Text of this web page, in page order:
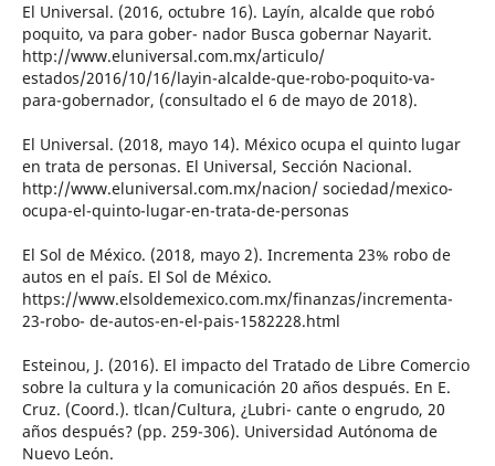
El Universal. (2016, octubre 16). Layín, alcalde que robó
poquito, va para gober- nador Busca gobernar Nayarit.
http://www.eluniversal.com.mx/articulo/
estados/2016/10/16/layin-alcalde-que-robo-poquito-va-
para-gobernador, (consultado el 6 de mayo de 2018).
El Universal. (2018, mayo 14). México ocupa el quinto lugar
en trata de personas. El Universal, Sección Nacional.
http://www.eluniversal.com.mx/nacion/ sociedad/mexico-
ocupa-el-quinto-lugar-en-trata-de-personas
El Sol de México. (2018, mayo 2). Incrementa 23% robo de
autos en el país. El Sol de México.
https://www.elsoldemexico.com.mx/finanzas/incrementa-
23-robo- de-autos-en-el-pais-1582228.html
Esteinou, J. (2016). El impacto del Tratado de Libre Comercio
sobre la cultura y la comunicación 20 años después. En E.
Cruz. (Coord.). tlcan/Cultura, ¿Lubri- cante o engrudo, 20
años después? (pp. 259-306). Universidad Autónoma de
Nuevo León.